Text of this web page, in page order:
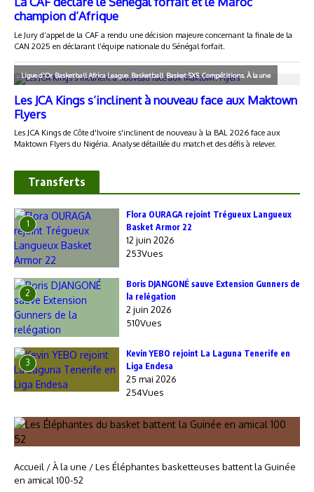
Transferts
1
Flora OURAGA rejoint Trégueux Langueux
Basket Armor 22
12 juin 2026
253Vues
2
Boris DJANGONÉ sauve Extension Gunners de
la relégation
2 juin 2026
510Vues
3
Kevin YEBO rejoint La Laguna Tenerife en
Liga Endesa
25 mai 2026
254Vues
Accueil /À la une /Les Éléphantes basketteuses battent la Guinée
en amical 100-52